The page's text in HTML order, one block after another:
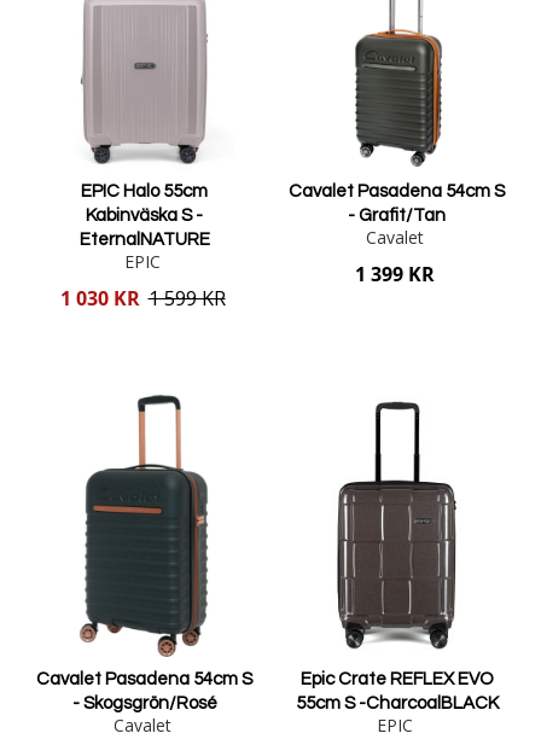
EPIC Halo 55cm
Kabinväska S -
EternalNATURE
EPIC
Reducerat
1 030 KR 1 599 KR
Cavalet Pasadena 54cm S
- Grafit/Tan
Cavalet
1 399 KR
Cavalet Pasadena 54cm S
- Skogsgrön/Rosé
Cavalet
Epic Crate REFLEX EVO
55cm S -CharcoalBLACK
EPIC